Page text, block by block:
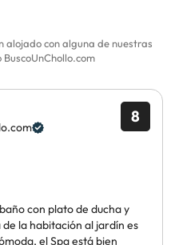
alojado con alguna de nuestras
8
con plato de ducha y
la habitación al jardín es
el Spa está bien